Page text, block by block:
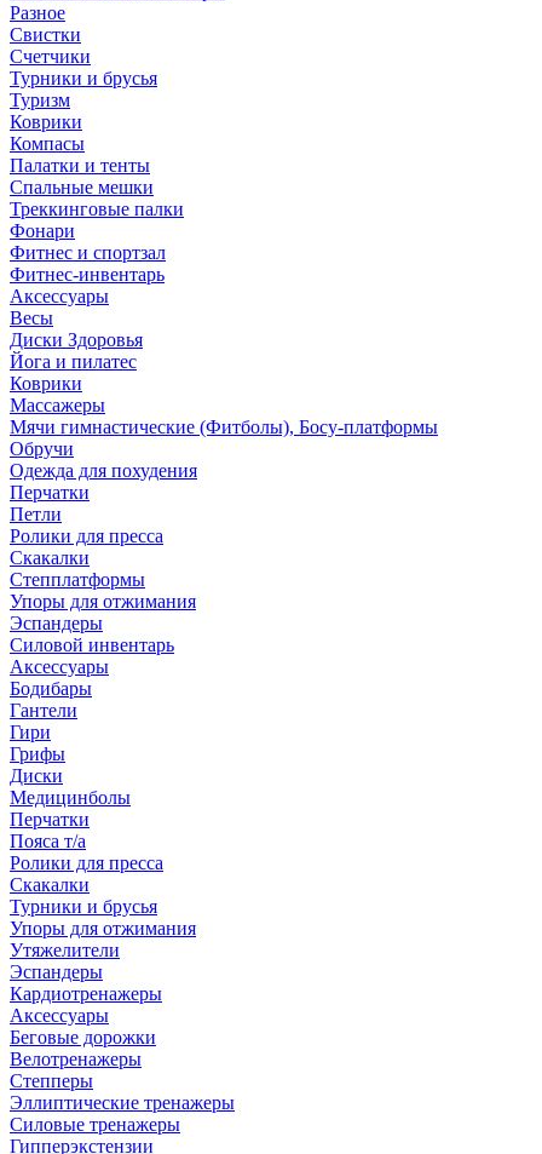
Разное
Свистки
Счетчики
Турники и брусья
Туризм
Коврики
Компасы
Палатки и тенты
Спальные мешки
Треккинговые палки
Фонари
Фитнес и спортзал
Фитнес-инвентарь
Аксессуары
Весы
Диски Здоровья
Йога и пилатес
Коврики
Массажеры
Мячи гимнастические (Фитболы), Босу-платформы
Обручи
Одежда для похудения
Перчатки
Петли
Ролики для пресса
Скакалки
Степплатформы
Упоры для отжимания
Эспандеры
Силовой инвентарь
Аксессуары
Бодибары
Гантели
Гири
Грифы
Диски
Медицинболы
Перчатки
Пояса т/а
Ролики для пресса
Скакалки
Турники и брусья
Упоры для отжимания
Утяжелители
Эспандеры
Кардиотренажеры
Аксессуары
Беговые дорожки
Велотренажеры
Степперы
Эллиптические тренажеры
Силовые тренажеры
Гипперэкстензии